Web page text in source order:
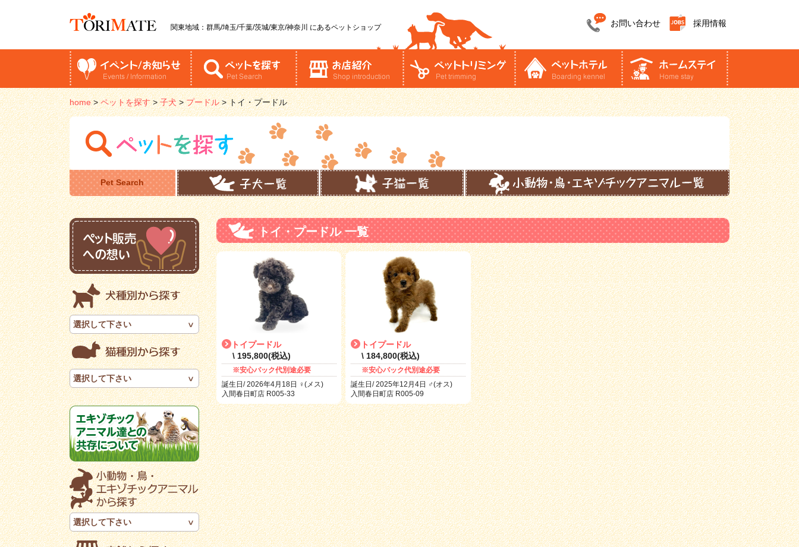
関東地域：群馬/埼玉/千葉/茨城/東京/神奈川 にあるペットショップ お問い合わせ 採用情報
home>ペットを探す>子犬>プードル>トイ・プードル
Pet Search
選択して下さい
選択して下さい
選択して下さい
トイ・プードル 一覧
トイプードル
\ 195,800(税込)
※安心パック代別途必要
誕生日/ 2026年4月18日 ♀(メス)
入間春日町店 R005-33
トイプードル
\ 184,800(税込)
※安心パック代別途必要
誕生日/ 2025年12月4日 ♂(オス)
入間春日町店 R005-09